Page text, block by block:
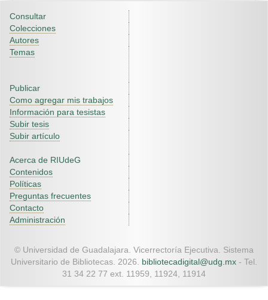
Consultar
Colecciones
Autores
Temas
Publicar
Como agregar mis trabajos
Información para tesistas
Subir tesis
Subir artículo
Acerca de RIUdeG
Contenidos
Políticas
Preguntas frecuentes
Contacto
Administración
© Universidad de Guadalajara. Vicerrectoría Ejecutiva. Sistema
Universitario de Bibliotecas. 2026. bibliotecadigital@udg.mx - Tel.
31 34 22 77 ext. 11959, 11924, 11914